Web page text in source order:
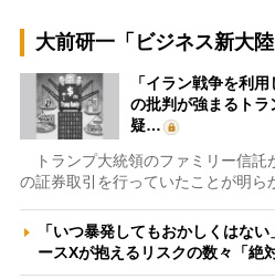
大前研一「ビジネス新大
「イラン戦争を利
の批判が強まるト
疑…
トランプ大統領のファミリー信託
の証券取引を行っていたことが明ら
「いつ暴発してもおかしくはな
ースXが抱えるリスクの数々「絶